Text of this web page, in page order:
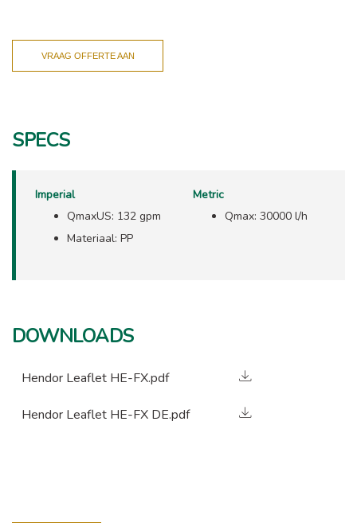
VRAAG OFFERTE AAN
SPECS
Metric
Qmax: 30000 l/h
Imperial
QmaxUS: 132 gpm
Materiaal: PP
DOWNLOADS
Hendor Leaflet HE-FX.pdf
Hendor Leaflet HE-FX DE.pdf